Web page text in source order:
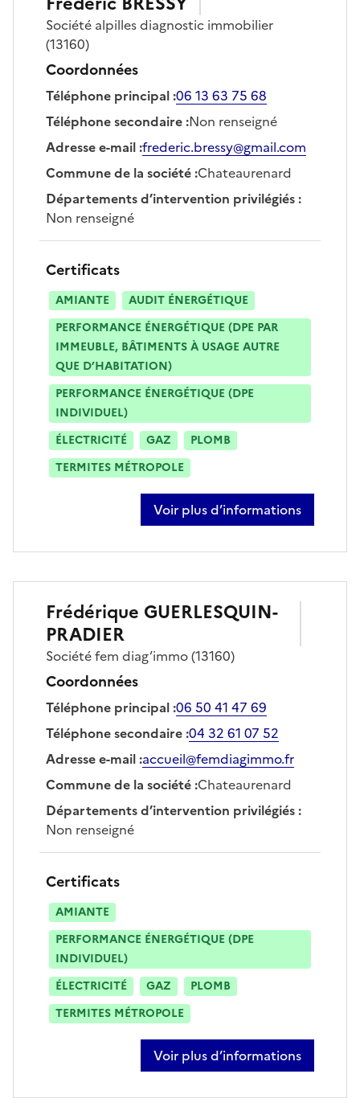
Société alpilles diagnostic immobilier
(13160)
Coordonnées
Téléphone principal:06 13 63 75 68
Téléphone secondaire:Non renseigné
Adresse e-mail:frederic.bressy@gmail.com
Commune de la société:Chateaurenard
Départements d’intervention privilégiés:
Non renseigné
Certificats
AMIANTE
AUDIT ÉNERGÉTIQUE
PERFORMANCE ÉNERGÉTIQUE (DPE PAR
IMMEUBLE, BÂTIMENTS À USAGE AUTRE
QUE D’HABITATION)
PERFORMANCE ÉNERGÉTIQUE (DPE
INDIVIDUEL)
ÉLECTRICITÉ
GAZ
PLOMB
TERMITES MÉTROPOLE
Voir plus d’informations
sur frédéric bressy
Frédérique GUERLESQUIN-
PRADIER
Sociétéfem diag’immo(13160)
Coordonnées
Téléphone principal:06 50 41 47 69
Téléphone secondaire:04 32 61 07 52
Adresse e-mail:accueil@femdiagimmo.fr
Commune de la société:Chateaurenard
Départements d’intervention privilégiés:
Non renseigné
Certificats
AMIANTE
PERFORMANCE ÉNERGÉTIQUE (DPE
INDIVIDUEL)
ÉLECTRICITÉ
GAZ
PLOMB
TERMITES MÉTROPOLE
Voir plus d’informations
sur frédérique guerlesquin-